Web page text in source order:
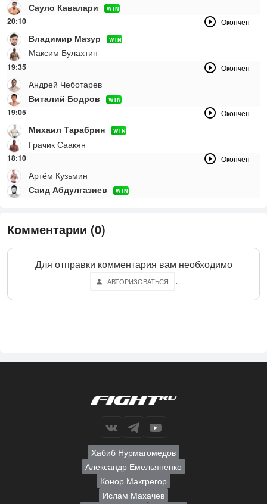
Сауло Кавалари WIN
20:10 Окончен
Владимир Мазур WIN
Максим Булахтин
19:35 Окончен
Андрей Чеботарев
Виталий Бодров
WIN
19:05 Окончен
Михаил Тарабрин WIN
Грачик Саакян
18:10 Окончен
Артём Кузьмин
Саид Абдулгазиев
WIN
Комментарии (0)
Для отправки комментария вам необходимо
АВТОРИЗОВАТЬСЯ .
Хабиб Нурмагомедов
Александр Емельяненко
Конор Макгрегор
Ислам Махачев